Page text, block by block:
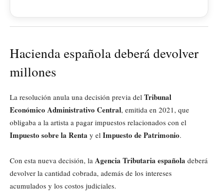
Hacienda española deberá devolver
millones
La resolución anula una decisión previa del Tribunal
Económico Administrativo Central, emitida en 2021, que
obligaba a la artista a pagar impuestos relacionados con el
Impuesto sobre la Renta y el Impuesto de Patrimonio.
Con esta nueva decisión, la Agencia Tributaria española deberá
devolver la cantidad cobrada, además de los intereses
acumulados y los costos judiciales.